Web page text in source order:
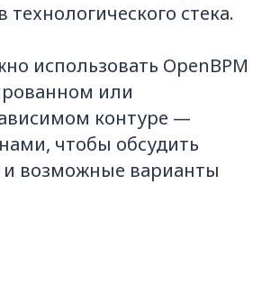
стека.
использовать OpenBPM
или
контуре —
чтобы обсудить
и возможные варианты